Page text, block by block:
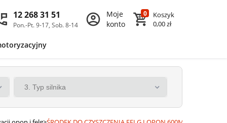
12 268 31 51
Pon.-Pt. 9-17, Sob. 8-14
Moje
konto
0
Koszyk
0,00 zł